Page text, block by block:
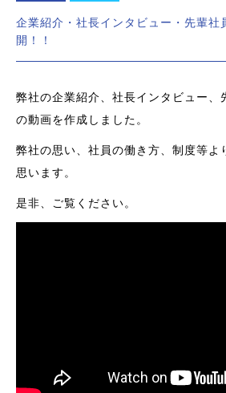
企業紹介・社長インタビュー・先輩社
開！！
弊社の企業紹介、社長インタビュー、
の動画を作成しました。
弊社の思い、社員の働き方、制度等よ
思います。
是非、ご覧ください。